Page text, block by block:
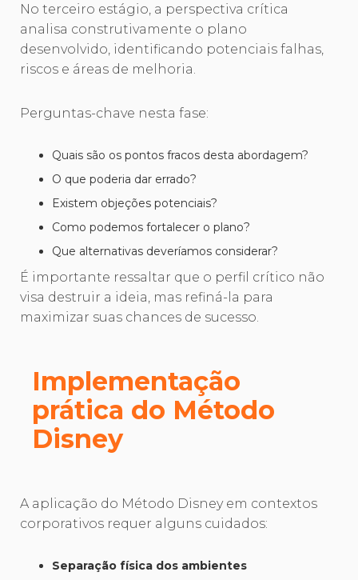
No terceiro estágio, a perspectiva crítica
analisa construtivamente o plano
desenvolvido, identificando potenciais falhas,
riscos e áreas de melhoria.
Perguntas-chave nesta fase:
Quais são os pontos fracos desta abordagem?
O que poderia dar errado?
Existem objeções potenciais?
Como podemos fortalecer o plano?
Que alternativas deveríamos considerar?
É importante ressaltar que o perfil crítico não
visa destruir a ideia, mas refiná-la para
maximizar suas chances de sucesso.
Implementação
prática do Método
Disney
A aplicação do Método Disney em contextos
corporativos requer alguns cuidados:
Separação física dos ambientes